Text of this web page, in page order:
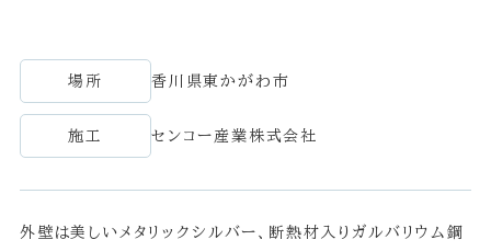
場所 香川県東かがわ市
施工 センコー産業株式会社
外壁は美しいメタリックシルバー、断熱材入りガルバリウム鋼